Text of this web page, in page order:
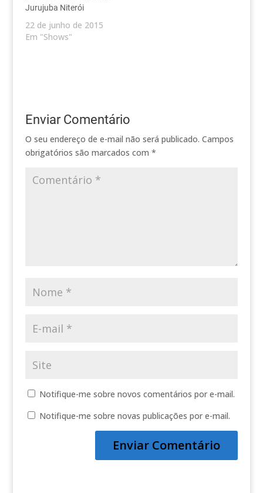
Jurujuba Niterói
22 de junho de 2015
Em "Shows"
Enviar Comentário
O seu endereço de e-mail não será publicado. Campos
obrigatórios são marcados com *
Notifique-me sobre novos comentários por e-mail.
Notifique-me sobre novas publicações por e-mail.